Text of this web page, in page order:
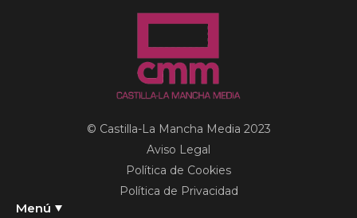
Menú
© Castilla-La Mancha Media 2023
Aviso Legal
Política de Cookies
Política de Privacidad